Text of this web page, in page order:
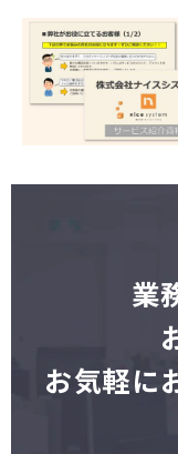
業
お気軽に